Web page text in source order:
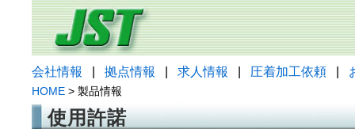
会社情報 拠点情報 求人情報 圧着加工依頼
HOME > 製品情報
使用許諾